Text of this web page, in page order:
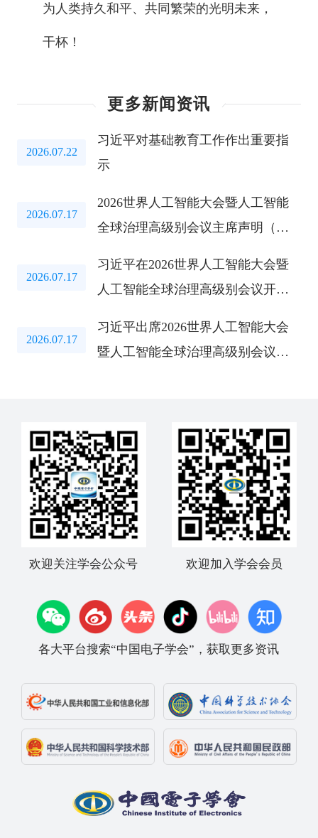
为人类持久和平、共同繁荣的光明未来，
干杯！
更多新闻资讯
2026.07.22
习近平对基础教育工作作出重要指
示
2026.07.17
2026世界人工智能大会暨人工智能
全球治理高级别会议主席声明（全
2026.07.17
习近平在2026世界人工智能大会暨
人工智能全球治理高级别会议开幕
2026.07.17
习近平出席2026世界人工智能大会
暨人工智能全球治理高级别会议开
欢迎关注学会公众号 欢迎加入学会会员
各大平台搜索“中国电子学会”，获取更多资讯